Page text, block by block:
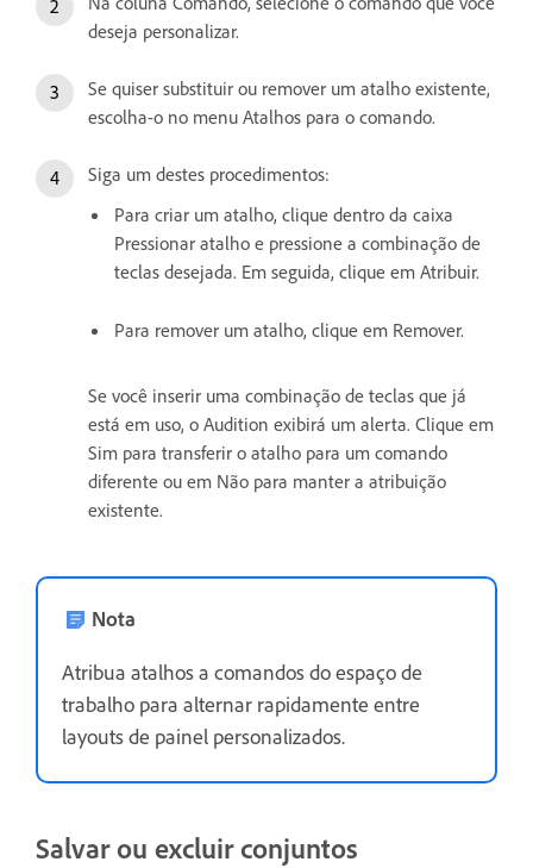
deseja personalizar.
Se quiser substituir ou remover um atalho existente,
escolha-o no menu Atalhos para o comando.
Siga um destes procedimentos:
Para criar um atalho, clique dentro da caixa
Pressionar atalho e pressione a combinação de
teclas desejada. Em seguida, clique em Atribuir.
Para remover um atalho, clique em Remover.
Se você inserir uma combinação de teclas que já
está em uso, o Audition exibirá um alerta. Clique em
Sim para transferir o atalho para um comando
diferente ou em Não para manter a atribuição
existente.
Nota
Atribua atalhos a comandos do espaço de
trabalho para alternar rapidamente entre
layouts de painel personalizados.
Salvar ou excluir conjuntos